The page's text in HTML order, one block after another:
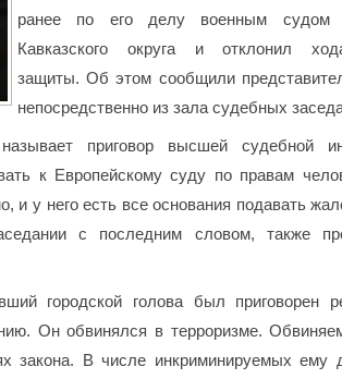
ранее по его делу военным судом
Кавказского округа и отклонил
защиты. Об этом сообщили
непосредственно из зала судебных
приговор высшей судебной
к Европейскому суду по правам
и у него есть все основания подавать
с последним словом, также
городской голова был приговорен
Он обвинялся в терроризме.
закона. В числе инкриминируемых ему